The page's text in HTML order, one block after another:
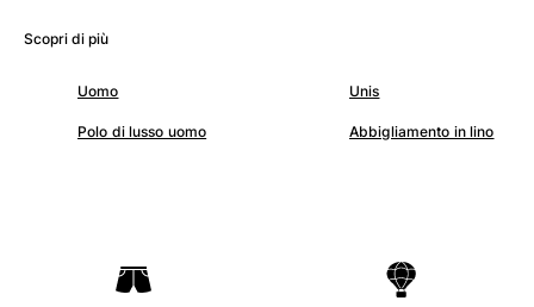
Bambino
Vedi tutti i Bambino
Costumi da bagno
Classico stretch
Scopri di più
Uomo Unis
Polo di lusso uomo Abbigliamento in lino